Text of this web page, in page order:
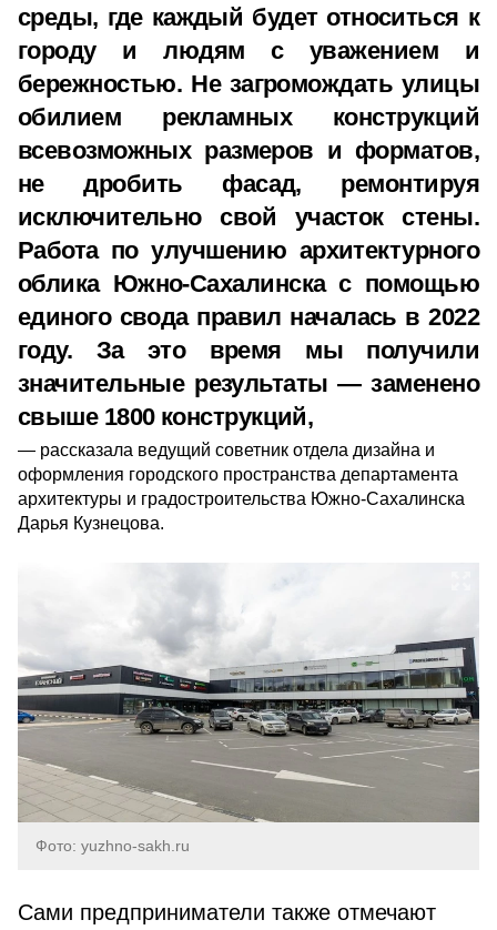
среды, где каждый будет относиться к
городу и людям с уважением и
бережностью. Не загромождать улицы
обилием рекламных конструкций
всевозможных размеров и форматов,
не дробить фасад, ремонтируя
исключительно свой участок стены.
Работа по улучшению архитектурного
облика Южно-Сахалинска с помощью
единого свода правил началась в 2022
году. За это время мы получили
значительные результаты — заменено
свыше 1800 конструкций,
рассказала ведущий советник отдела дизайна и
оформления городского пространства департамента
архитектуры и градостроительства Южно-Сахалинска
Дарья Кузнецова.
Фото: yuzhno-sakh.ru
Сами предприниматели также отмечают